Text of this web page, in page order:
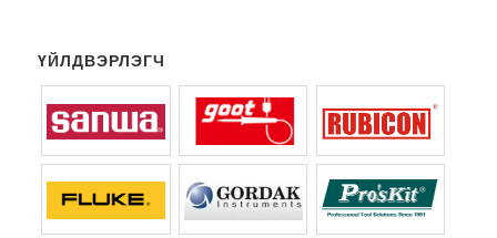
ҮЙЛДВЭРЛЭГЧ